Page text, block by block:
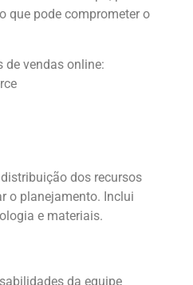
que pode comprometer o
de vendas online:
dos recursos
o planejamento. Inclui
e materiais.
da equipe